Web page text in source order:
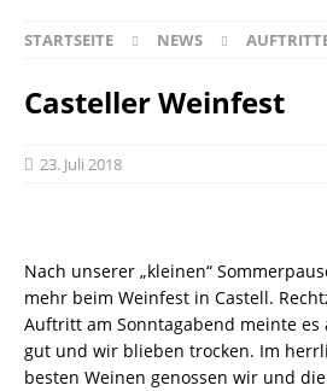
STARTSEITE NEWS
Casteller Weinfest
23. Juli 2018
Nach unserer „kleinen“
mehr beim Weinfest in Castell.
Auftritt am Sonntagabend meinte
gut und wir blieben trocken. Im
besten Weinen genossen wir und